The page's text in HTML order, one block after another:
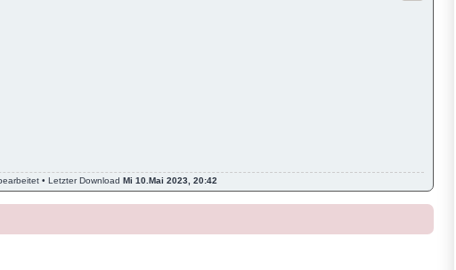
• Letzter Download Mi 10.Mai 2023, 20:42